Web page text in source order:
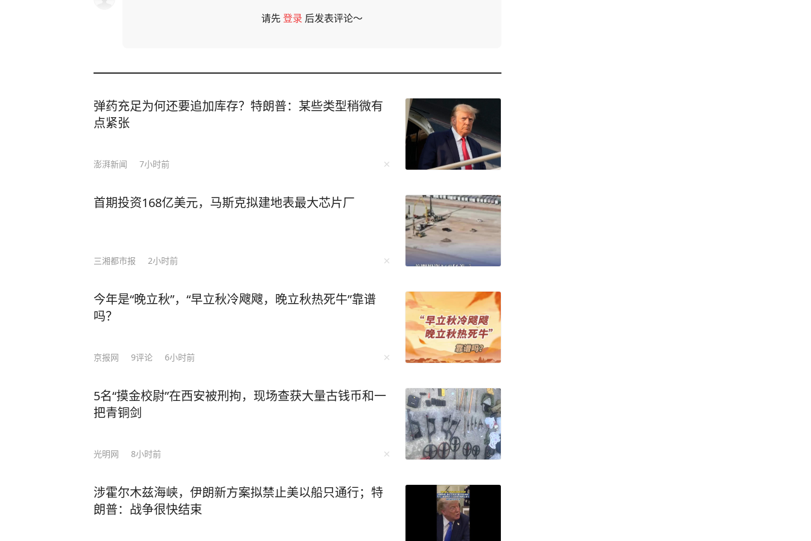
请先登录 后发表评论～
弹药充足为何还要追加库存？特朗普：某些类型稍微有
点紧张
澎湃新闻 7小时前
首期投资168亿美元，马斯克拟建地表最大芯片厂
三湘都市报 2小时前
今年是“晚立秋”，“早立秋冷飕飕，晚立秋热死牛”靠谱
吗？
京报网 9评论 6小时前
5名“摸金校尉”在西安被刑拘，现场查获大量古钱币和一
把青铜剑
光明网 8小时前
涉霍尔木兹海峡，伊朗新方案拟禁止美以船只通行；特
朗普：战争很快结束